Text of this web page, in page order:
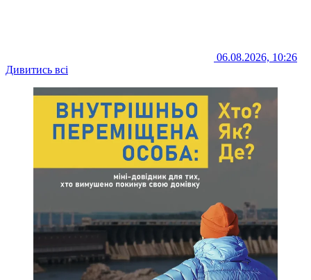
06.08.2026, 10:26
Дивитись всі